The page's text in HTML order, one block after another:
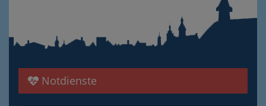
Notdienste